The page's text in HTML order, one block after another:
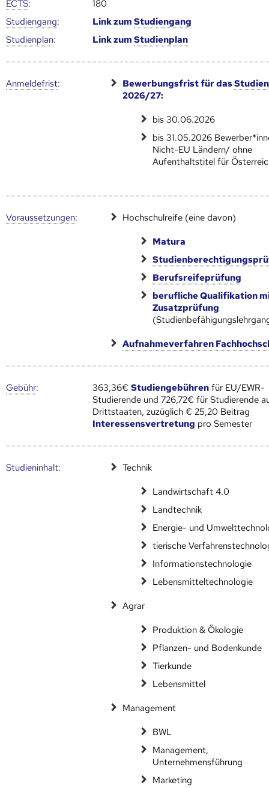
ECTS:
180
Studien­gang: Link zumStudien­gang
Studien­plan: Link zumStudien­plan
Anmelde­frist: Bewerbungsfrist für das
2026/27:
bis 30.06.2026
bis 31.05.2026
Nicht-EU Ländern/ ohne
Aufenthaltstitel für
Voraus­setzungen: Hochschulreife (eine davon)
Matura
Berufsreifeprüfung
berufliche Qualifikation
Zusatzprüfung
Aufnahmeverfahren
Gebühr: 363,36€Studiengebühren für EU/EWR-
Studierende und 726,72€ für Studierende
Drittstaaten, zuzüglich € 25,20 Beitrag
Interessensvertretung pro Semester
Studien­inhalt: Technik
Landwirtschaft 4.0
Landtechnik
Energie- und
tierische
Informationstechnologie
Lebensmitteltechnologie
Agrar
Produktion & Ökologie
Pflanzen- und Bodenkunde
Tierkunde
Lebensmittel
Management
BWL
Management,
Unternehmensführung
Marketing